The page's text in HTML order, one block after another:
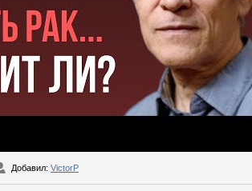
Добавил: VictorP